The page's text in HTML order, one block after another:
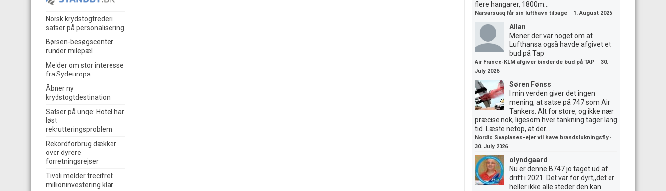
Norsk krydstogtrederi
satser på personalisering
Børsen-besøgscenter
runder milepæl
Melder om stor interesse
fra Sydeuropa
Åbner ny
krydstogtdestination
Satser på unge: Hotel har
løst
rekrutteringsproblem
Rekordforbrug dækker
over dyrere
forretningsrejser
Tivoli melder trecifret
millioninvestering klar
flere hangarer, 1800m...
Narsarsuaq får sin lufthavn tilbage · 1. August 2026
Allan
Mener der var noget om at
Lufthansa også havde afgivet et
bud på Tap
Air France-KLM afgiver bindende bud på TAP · 30.
July 2026
Søren Fønss
I min verden giver det ingen
mening, at satse på 747 som Air
Tankers. Alt for store, og ikke nær
præcise nok, ligesom hver tankning tager lang
tid. Læste netop, at der...
Nordic Seaplanes-ejer vil have brandslukningsfly ·
30. July 2026
olyndgaard
Nu er denne B747 jo taget ud af
drift i 2021. Det var for dyrt,,det er
heller ikke alle steder den kan